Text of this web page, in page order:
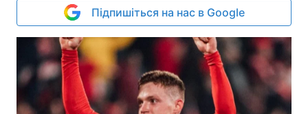
Підпишіться на нас в Google